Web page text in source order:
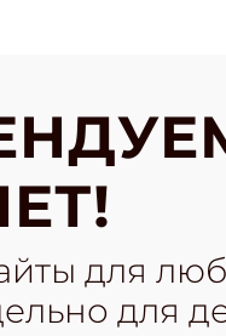
для
для